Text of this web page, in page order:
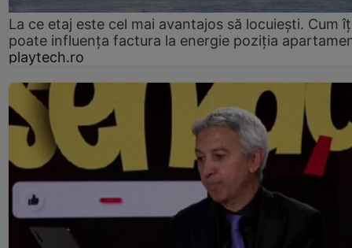
La ce etaj este cel mai avantajos să locuiești. Cum
poate influența factura la energie poziția
playtech.ro